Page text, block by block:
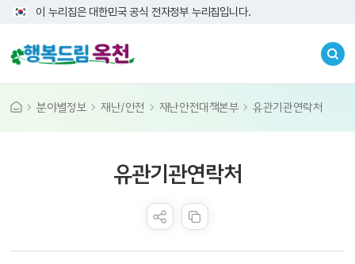
이 누리집은 대한민국 공식 전자정부 누리집입니다.
분야별정보 재난/안전 재난안전대책본부 유관기관연락처
유관기관연락처